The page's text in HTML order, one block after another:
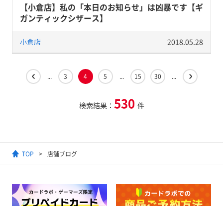
【小倉店】私の「本日のお知らせ」は凶暴です【ギ
ガンティックシザース】
小倉店 2018.05.28
... 3 4 5 ... 15 30 ...
検索結果： 530 件
TOP 店舗ブログ